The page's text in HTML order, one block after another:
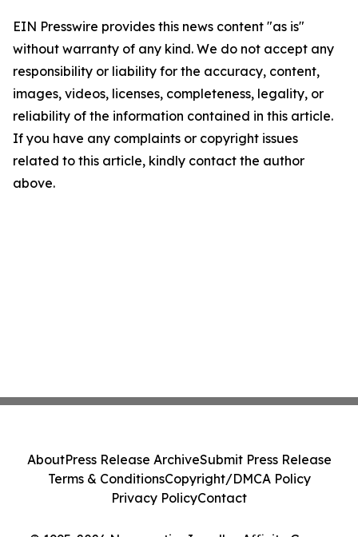
EIN Presswire provides this news content "as is"
without warranty of any kind. We do not accept any
responsibility or liability for the accuracy, content,
images, videos, licenses, completeness, legality, or
reliability of the information contained in this article.
If you have any complaints or copyright issues
related to this article, kindly contact the author
above.
AboutPress Release ArchiveSubmit Press Release
Terms & ConditionsCopyright/DMCA Policy
Privacy PolicyContact